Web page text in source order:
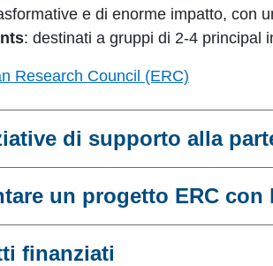
e di enorme impatto, con
: destinati a gruppi di 2-4 principal
Research Council (ERC)
di supporto alla
un progetto ERC con
finanziati